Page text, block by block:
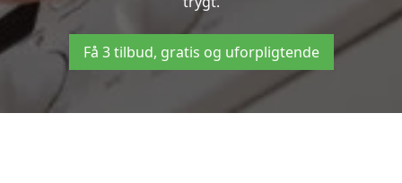
Få 3 tilbud, gratis og uforpligtende